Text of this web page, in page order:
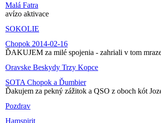
Malá Fatra
avízo aktivace
SOKOLIE
Chopok 2014-02-16
ĎAKUJEM za milé spojenia - zahriali v tom
Oravske Beskydy Trzy Kopce
SOTA Chopok a Ďumbier
Ďakujem za pekný zážitok a QSO z oboch kót
Pozdrav
Hamspirit